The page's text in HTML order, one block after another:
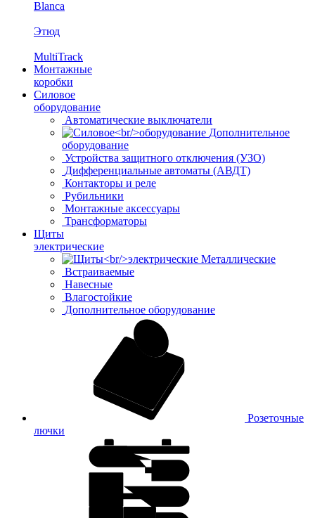
Blanca
Этюд
MultiTrack
Монтажные
коробки
Силовое
оборудование
Автоматические выключатели
Дополнительное
оборудование
Устройства защитного отключения (УЗО)
Дифференциальные автоматы (АВДТ)
Контакторы и реле
Рубильники
Монтажные аксессуары
Трансформаторы
Щиты
электрические
Металлические
Встраиваемые
Навесные
Влагостойкие
Дополнительное оборудование
Розеточные
лючки